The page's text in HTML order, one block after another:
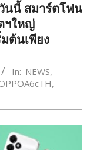
นนี้ สมาร์ตโฟน
ฯใหญ่
ต้นเพียง
In: NEWS,
,